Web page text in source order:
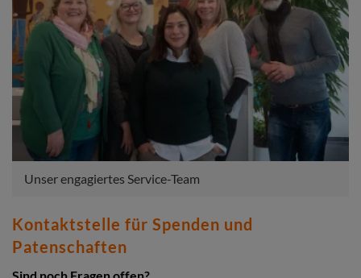
Unser engagiertes Service-Team
Kontaktstelle für Spenden und
Patenschaften